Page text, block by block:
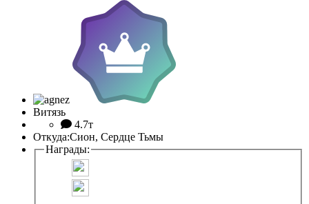
Витязь
4.7т
Откуда:Сион, Сердце Тьмы
Награды: